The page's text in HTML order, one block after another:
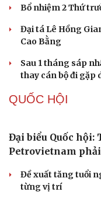
em
PHÁP LUẬT
Biên phòng
hơn 210 kg vật
2 đối tượng lừa đảo
Tạm giam cha
1 giờ sáng
Bị bắt sau khi qua
"phòng thân"